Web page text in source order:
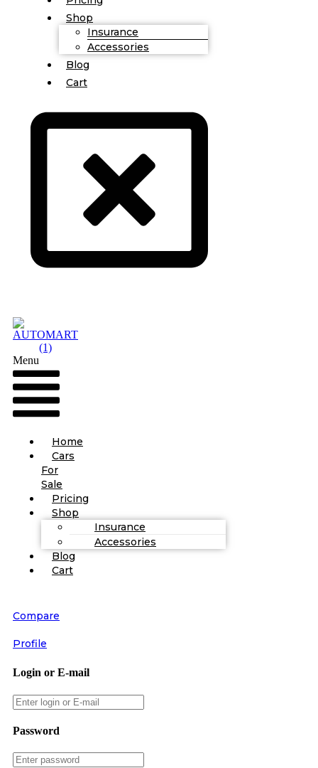
Shop
Insurance
Accessories
Blog
Cart
Menu
Home
Cars
For
Sale
Pricing
Shop
Insurance
Accessories
Blog
Cart
Compare
Profile
Login or E-mail
Password